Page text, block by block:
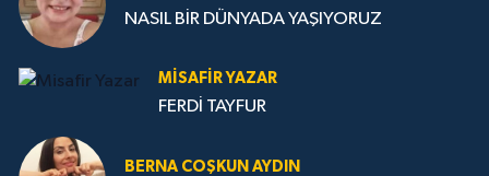
NASIL BİR DÜNYADA YAŞIYORUZ
MISAFIR YAZAR
FERDİ TAYFUR
BERNA COŞKUN AYDIN